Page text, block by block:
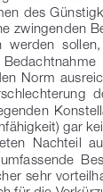
des
zwingenden
werden
Bedachtnahme
Norm
gar
Nachteil
sehr